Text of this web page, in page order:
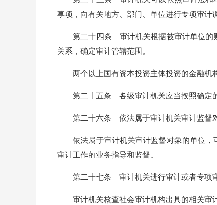
事项，向有关地方、部门、单位进行专项审计
第二十四条 审计机关根据被审计单位的财
关系，确定审计管辖范围。
两个以上国有资本投资主体投资的金融机
第二十五条 各级审计机关应当按照确定的
第二十六条 依法属于审计机关审计监督对
依法属于审计机关审计监督对象的单位，
审计工作的业务指导和监督。
第二十七条 审计机关进行审计或者专项审
审计机关核查社会审计机构出具的相关审计